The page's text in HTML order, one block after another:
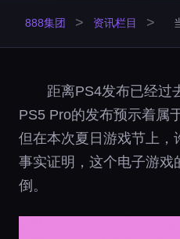
888集团 > 资讯栏目 >
距离PS4发布已经过
PS5 Pro的发布预示着属
但在本次夏日游戏节上，
事实证明，这个电子游戏
倒。